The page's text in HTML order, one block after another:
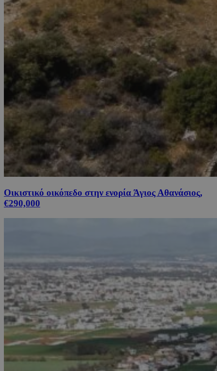
Οικιστικό οικόπεδο στην ενορία Άγιος Αθανάσιος,
€290,000